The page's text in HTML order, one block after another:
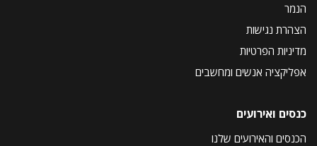
הנמר
הצהרת נגישות
מדיניות הפרטיות
אפליקציה אנשים ומחשבים
כנסים ואירועים
הכנסים והאירועים שלנו